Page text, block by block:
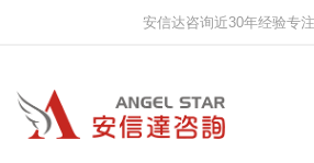
安信达咨询近30年经验专